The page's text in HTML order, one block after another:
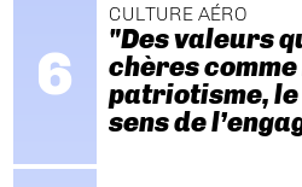
CULTURE AÉRO
"Des valeurs
chères
patriotisme,
sens de